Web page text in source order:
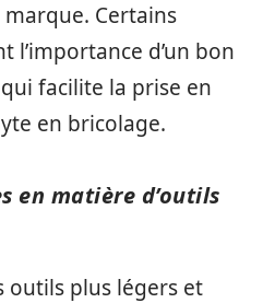
Certains
l’importance d’un bon
facilite la prise en
en bricolage.
en matière d’outils
outils plus légers et